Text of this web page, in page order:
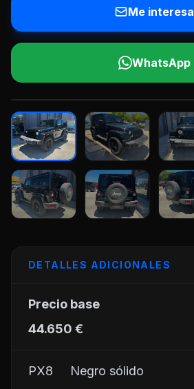
Me interesa
WhatsApp
DETALLES ADICIONALES
Precio base
44.650 €
PX8     Negro sólido